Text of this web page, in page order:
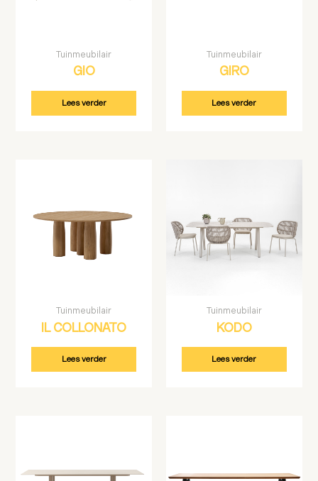
Tuinmeubilair
GIO
Lees verder
Tuinmeubilair
GIRO
Lees verder
Tuinmeubilair
IL COLLONATO
Lees verder
Tuinmeubilair
KODO
Lees verder